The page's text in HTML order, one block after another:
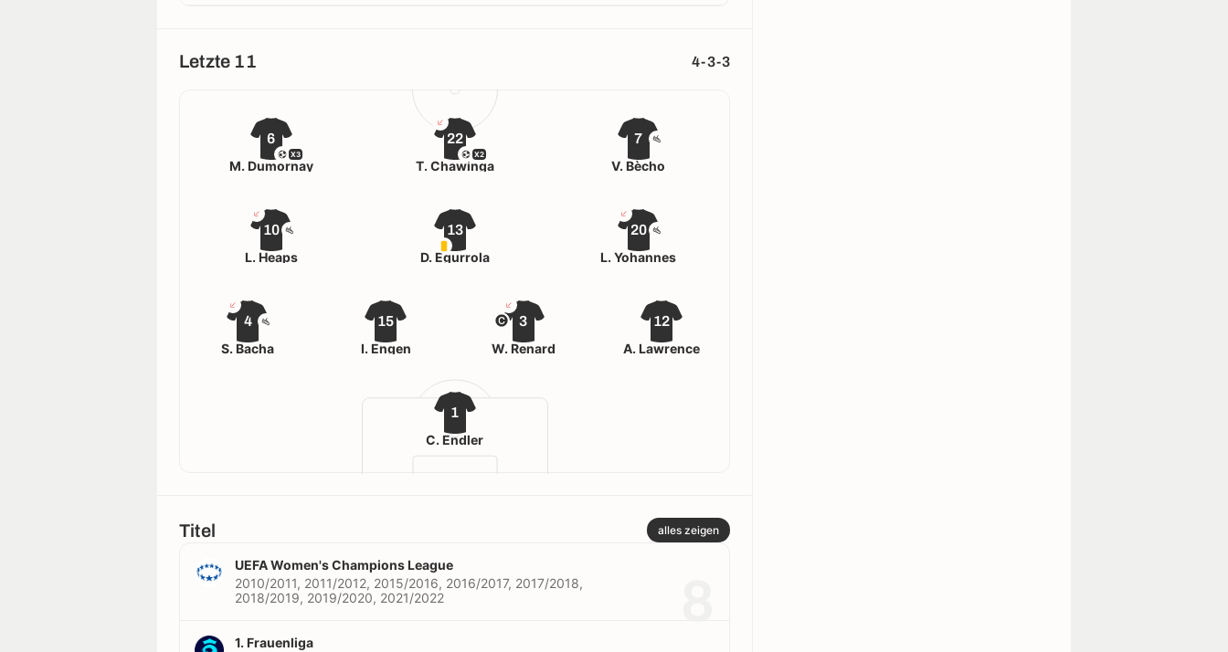
Letzte 11 4-3-3
1
C. Endler
4
S. Bacha
15
I. Engen
3
W. Renard
12
A. Lawrence
10
L. Heaps
13
D. Egurrola
20
L. Yohannes
6
M. Dumornay
X3
22
T. Chawinga
X2
7
V. Bècho
Titel alles zeigen
UEFA Women's Champions League
2010/2011, 2011/2012, 2015/2016, 2016/2017, 2017/2018,
2018/2019, 2019/2020, 2021/2022
1. Frauenliga